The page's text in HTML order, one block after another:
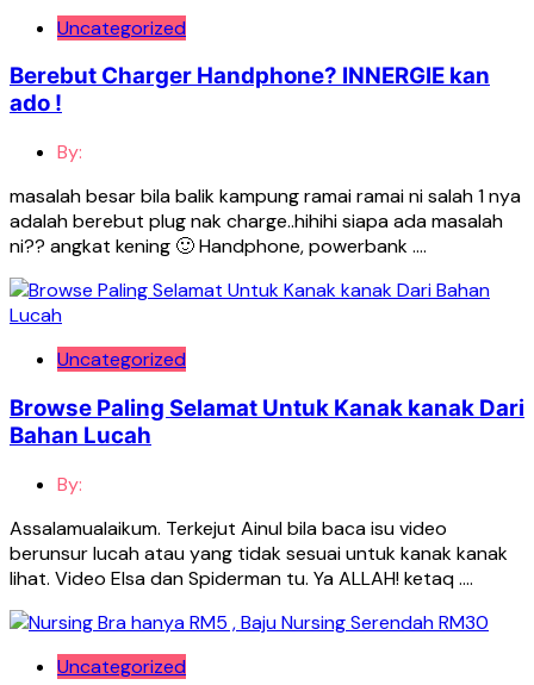
Uncategorized
Berebut Charger Handphone? INNERGIE kan
ado !
By:
masalah besar bila balik kampung ramai ramai ni salah 1 nya
adalah berebut plug nak charge..hihihi siapa ada masalah
ni?? angkat kening 🙂 Handphone, powerbank ….
Uncategorized
Browse Paling Selamat Untuk Kanak kanak Dari
Bahan Lucah
By:
Assalamualaikum. Terkejut Ainul bila baca isu video
berunsur lucah atau yang tidak sesuai untuk kanak kanak
lihat. Video Elsa dan Spiderman tu. Ya ALLAH! ketaq ….
Uncategorized